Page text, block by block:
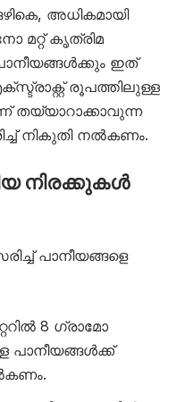
അധികമായി
മറ്റ് കൃത്രിമ
ഇത്
രൂപത്തിലുള്ള
തയ്യാറാക്കാവുന്ന
നികുതി നൽകണം.
നിരക്കുകൾ
പാനീയങ്ങളെ
8 ഗ്രാമോ